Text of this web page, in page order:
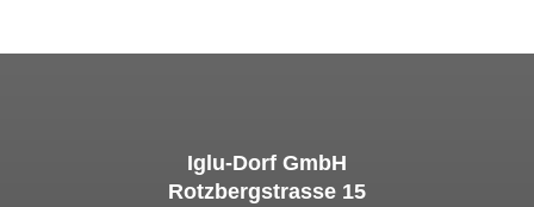
Iglu-Dorf GmbH
Rotzbergstrasse 15